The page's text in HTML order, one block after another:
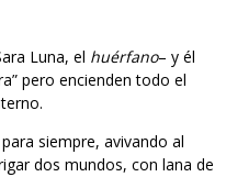
Luna, el huérfano– y él
pero encienden todo el
siempre, avivando al
dos mundos, con lana de